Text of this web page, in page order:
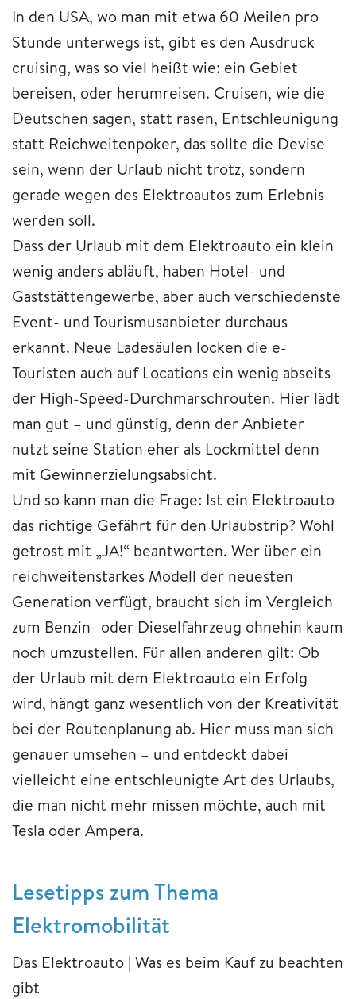
In den USA, wo man mit etwa 60 Meilen pro
Stunde unterwegs ist, gibt es den Ausdruck
cruising, was so viel heißt wie: ein Gebiet
bereisen, oder herumreisen. Cruisen, wie die
Deutschen sagen, statt rasen, Entschleunigung
statt Reichweitenpoker, das sollte die Devise
sein, wenn der Urlaub nicht trotz, sondern
gerade wegen des Elektroautos zum Erlebnis
werden soll.
Dass der Urlaub mit dem Elektroauto ein klein
wenig anders abläuft, haben Hotel- und
Gaststättengewerbe, aber auch verschiedenste
Event- und Tourismusanbieter durchaus
erkannt. Neue Ladesäulen locken die e-
Touristen auch auf Locations ein wenig abseits
der High-Speed-Durchmarschrouten. Hier lädt
man gut – und günstig, denn der Anbieter
nutzt seine Station eher als Lockmittel denn
mit Gewinnerzielungsabsicht.
Und so kann man die Frage: Ist ein Elektroauto
das richtige Gefährt für den Urlaubstrip? Wohl
getrost mit „JA!“ beantworten. Wer über ein
reichweitenstarkes Modell der neuesten
Generation verfügt, braucht sich im Vergleich
zum Benzin- oder Dieselfahrzeug ohnehin kaum
noch umzustellen. Für allen anderen gilt: Ob
der Urlaub mit dem Elektroauto ein Erfolg
wird, hängt ganz wesentlich von der Kreativität
bei der Routenplanung ab. Hier muss man sich
genauer umsehen – und entdeckt dabei
vielleicht eine entschleunigte Art des Urlaubs,
die man nicht mehr missen möchte, auch mit
Tesla oder Ampera.
Lesetipps zum Thema
Elektromobilität
Das Elektroauto | Was es beim Kauf zu beachten
gibt